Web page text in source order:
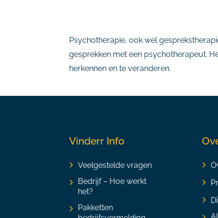
Psychotherapie, ook wel
gesprekken met een psychotherapeut.
herkennen en te veranderen.
Vinderr Info
Veelgestelde vragen
Bedrijf – Hoe werkt
het?
Pakketten